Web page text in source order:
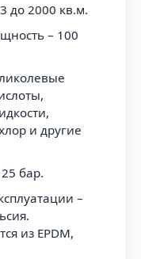
до 2000 кв.м.
– 100
и другие
бар.
–
из EPDM,